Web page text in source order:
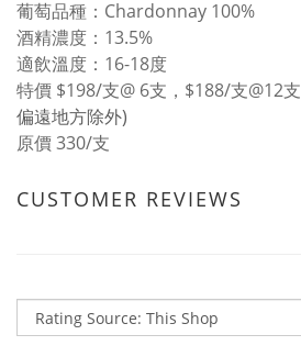
葡萄品種：Chardonnay 100%
酒精濃度：13.5%
適飲溫度：16-18度
特價 $198/支@ 6支，$188/支@12支
偏遠地方除外)
原價 330/支
CUSTOMER REVIEWS